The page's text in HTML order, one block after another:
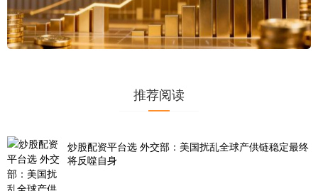
推荐阅读
炒股配资平台选 外交部：美国扰乱全球产供链稳定最终
将反噬自身